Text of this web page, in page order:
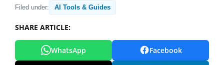
Filed under: AI Tools & Guides
SHARE ARTICLE:
WhatsApp Facebook